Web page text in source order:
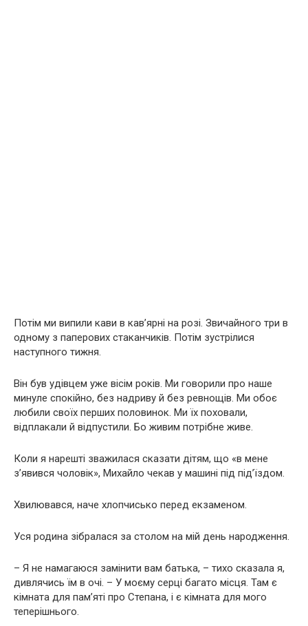
Потім ми випили кави в кав’ярні на розі. Звичайного три в
одному з паперових стаканчиків. Потім зустрілися
наступного тижня.
Він був удівцем уже вісім років. Ми говорили про наше
минуле спокійно, без надриву й без ревнощів. Ми обоє
любили своїх перших половинок. Ми їх поховали,
відплакали й відпустили. Бо живим потрібне живе.
Коли я нарешті зважилася сказати дітям, що «в мене
з’явився чоловік», Михайло чекав у машині під під’їздом.
Хвилювався, наче хлопчисько перед екзаменом.
Уся родина зібралася за столом на мій день народження.
– Я не намагаюся замінити вам батька, – тихо сказала я,
дивлячись їм в очі. – У моєму серці багато місця. Там є
кімната для пам’яті про Степана, і є кімната для мого
теперішнього.